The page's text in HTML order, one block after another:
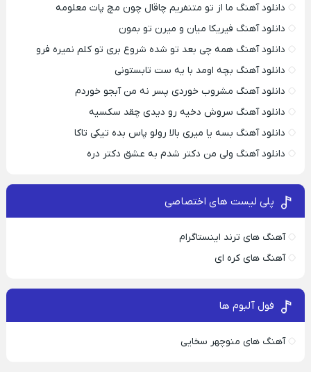
دانلود آهنگ ما از تو متنفریم چاقال چون مچ پات معلومه
دانلود آهنگ فیریکا میان و میرن تو بمون
دانلود آهنگ همه چی بعد تو شده شروع بری تو کلم نمیره فرو
دانلود آهنگ بچه اومد با یه ست تابستونی
دانلود آهنگ مشروب خوردی پسر نه من آبجو خوردم
دانلود آهنگ سروش دخیه رو دیدی چقد سکسیه
دانلود آهنگ بسه یا میری بالا رولو پاس بده تیکی تاکا
دانلود آهنگ ولی من دکتر شدم به عشق دکتر دره
پلی لیست های اختصاصی
آهنگ های ترند اینستاگرام
آهنگ های کره ای
فول آلبوم ها
آهنگ های منوچهر سخایی